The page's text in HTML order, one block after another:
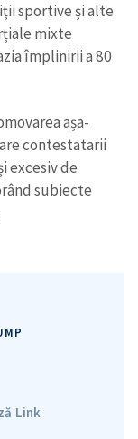
sportive și alte
mixte
împlinirii a 80
așa-
contestatarii
excesiv de
subiecte
Link